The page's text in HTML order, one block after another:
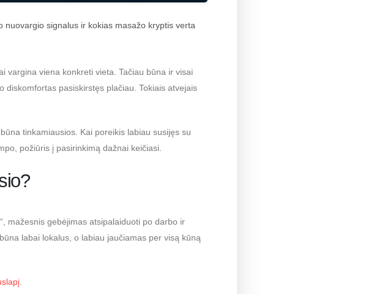
signalus ir kokias masažo kryptis verta
vargina viena konkreti vieta. Tačiau būna ir visai
pasiskirstęs plačiau. Tokiais atvejais
tinkamiausios. Kai poreikis labiau susijęs su
požiūris į pasirinkimą dažnai keičiasi.
mažesnis gebėjimas atsipalaiduoti po darbo ir
labai lokalus, o labiau jaučiamas per visą kūną